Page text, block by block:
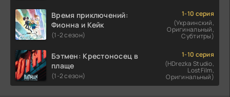
Время приключений:
Фионна и Кейк
(1-2 сезон)
1-10 серия
(Украинский,
Оригинальный,
Субтитры)
Бэтмен: Крестоносец в
плаще
(1-2 сезон)
1-10 серия
(HDrezka Studio,
LostFilm,
Оригинальный)